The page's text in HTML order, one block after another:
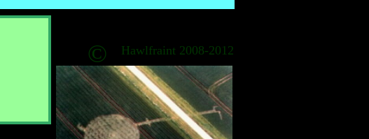
© Hawlfraint 2008-2012